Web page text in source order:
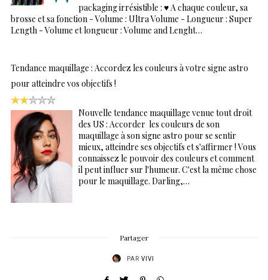
packaging irrésistible : ♥ A chaque couleur, sa
brosse et sa fonction - Volume : Ultra Volume - Longueur : Super
Length - Volume et longueur : Volume and Lenght…
Tendance maquillage : Accordez les couleurs à votre signe astro
pour atteindre vos objectifs !
Nouvelle tendance maquillage venue tout droit
des US : Accorder les couleurs de son
maquillage à son signe astro pour se sentir
mieux, atteindre ses objectifs et s'affirmer ! Vous
connaissez le pouvoir des couleurs et comment
il peut influer sur l'humeur. C'est la même chose
pour le maquillage. Darling,…
Partager
PAR VIVI